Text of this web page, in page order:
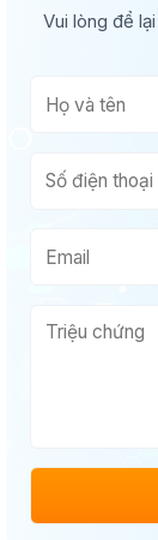
Vui lòng để